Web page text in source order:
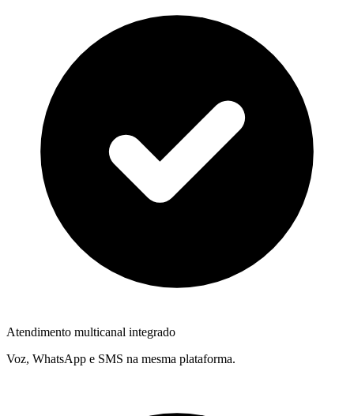
Atendimento multicanal integrado
Voz, WhatsApp e SMS na mesma plataforma.